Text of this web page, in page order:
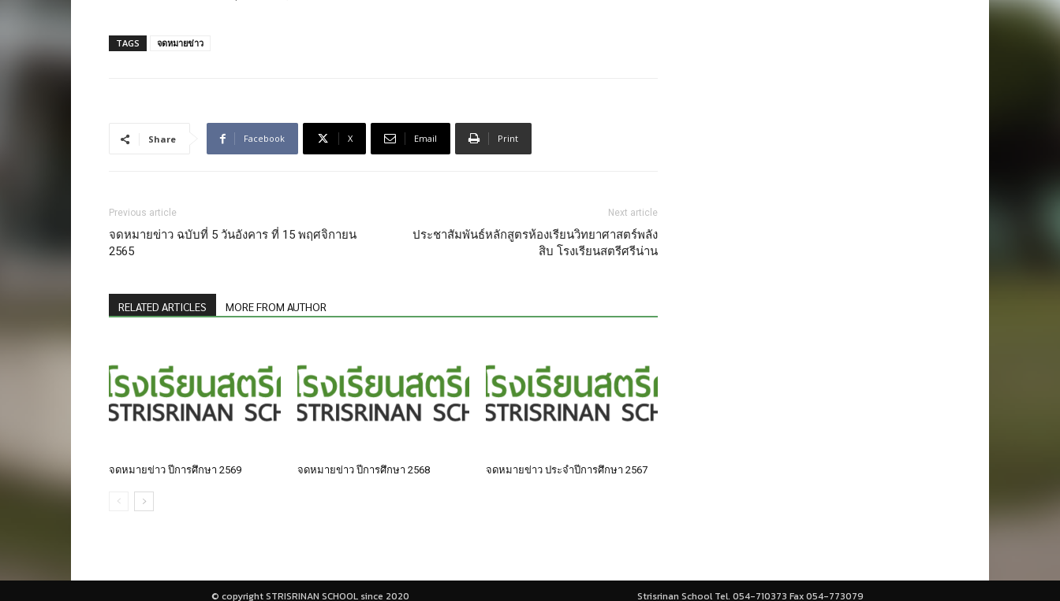
TAGS จดหมายข่าว
Share Facebook X Email Print
Previous article
จดหมายข่าว ฉบับที่ 5 วันอังคาร ที่ 15 พฤศจิกายน
2565
Next article
ประชาสัมพันธ์หลักสูตรห้องเรียนวิทยาศาสตร์พลัง
สิบ โรงเรียนสตรีศรีน่าน
RELATED ARTICLES MORE FROM AUTHOR
จดหมายข่าว ปีการศึกษา 2569 จดหมายข่าว ปีการศึกษา 2568 จดหมายข่าว ประจำปีการศึกษา 2567
© copyright STRISRINAN SCHOOL since 2020 Strisrinan School Tel. 054-710373 Fax 054-773079